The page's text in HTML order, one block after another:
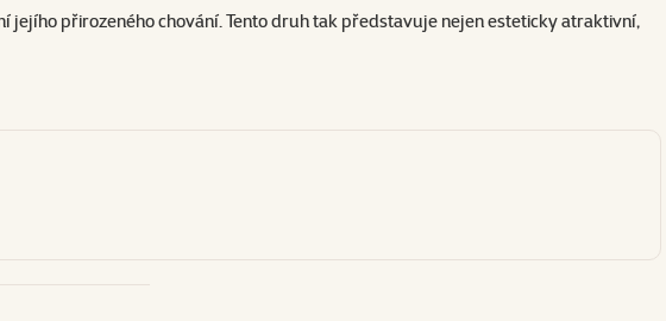
přirozeného chování. Tento druh tak představuje nejen esteticky atraktivní,